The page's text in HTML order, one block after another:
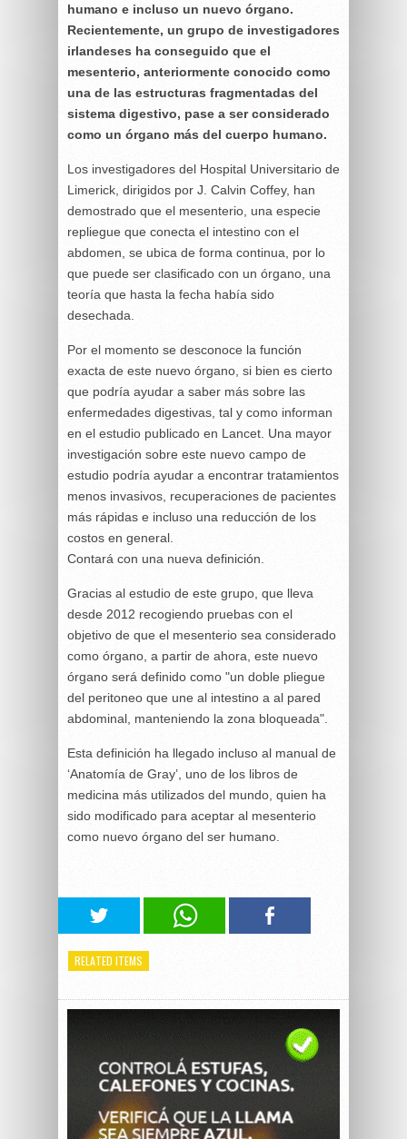
humano e incluso un nuevo órgano.
Recientemente, un grupo de investigadores
irlandeses ha conseguido que el
mesenterio, anteriormente conocido como
una de las estructuras fragmentadas del
sistema digestivo, pase a ser considerado
como un órgano más del cuerpo humano.
Los investigadores del Hospital Universitario de
Limerick, dirigidos por J. Calvin Coffey, han
demostrado que el mesenterio, una especie
repliegue que conecta el intestino con el
abdomen, se ubica de forma continua, por lo
que puede ser clasificado con un órgano, una
teoría que hasta la fecha había sido
desechada.
Por el momento se desconoce la función
exacta de este nuevo órgano, si bien es cierto
que podría ayudar a saber más sobre las
enfermedades digestivas, tal y como informan
en el estudio publicado en Lancet. Una mayor
investigación sobre este nuevo campo de
estudio podría ayudar a encontrar tratamientos
menos invasivos, recuperaciones de pacientes
más rápidas e incluso una reducción de los
costos en general.
Contará con una nueva definición.
Gracias al estudio de este grupo, que lleva
desde 2012 recogiendo pruebas con el
objetivo de que el mesenterio sea considerado
como órgano, a partir de ahora, este nuevo
órgano será definido como "un doble pliegue
del peritoneo que une al intestino a al pared
abdominal, manteniendo la zona bloqueada".
Esta definición ha llegado incluso al manual de
‘Anatomía de Gray’, uno de los libros de
medicina más utilizados del mundo, quien ha
sido modificado para aceptar al mesenterio
como nuevo órgano del ser humano.
RELATED ITEMS